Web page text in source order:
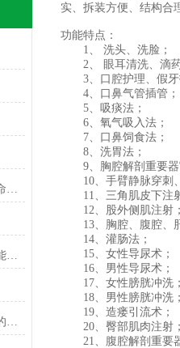
石油化工急救训练模拟人：守护生命的无声导师
婴幼儿心肺复苏模型：儿科急救技能的实训基石
护理模型在基础护理学实验课程中的应用
实、拆装方便、结构合
功能特点：
1、 洗头、洗脸；
2、 眼耳清洗、滴
3、口腔护理、假牙
4、口鼻气管插管；
5、吸痰法；
6、氧气吸入法；
7、口鼻饲食法；
8、洗胃法；
9、胸腔解剖重要器
10、手臂静脉穿刺
11、三角肌皮下注
12、股外侧肌注射
13、胸腔、腹腔、
14、灌肠法；
15、女性导尿术；
16、男性导尿术；
17、女性膀胱冲洗
18、男性膀胱冲洗
19、造瘘引流术；
20、臀部肌肉注射
21、腹腔解剖重要